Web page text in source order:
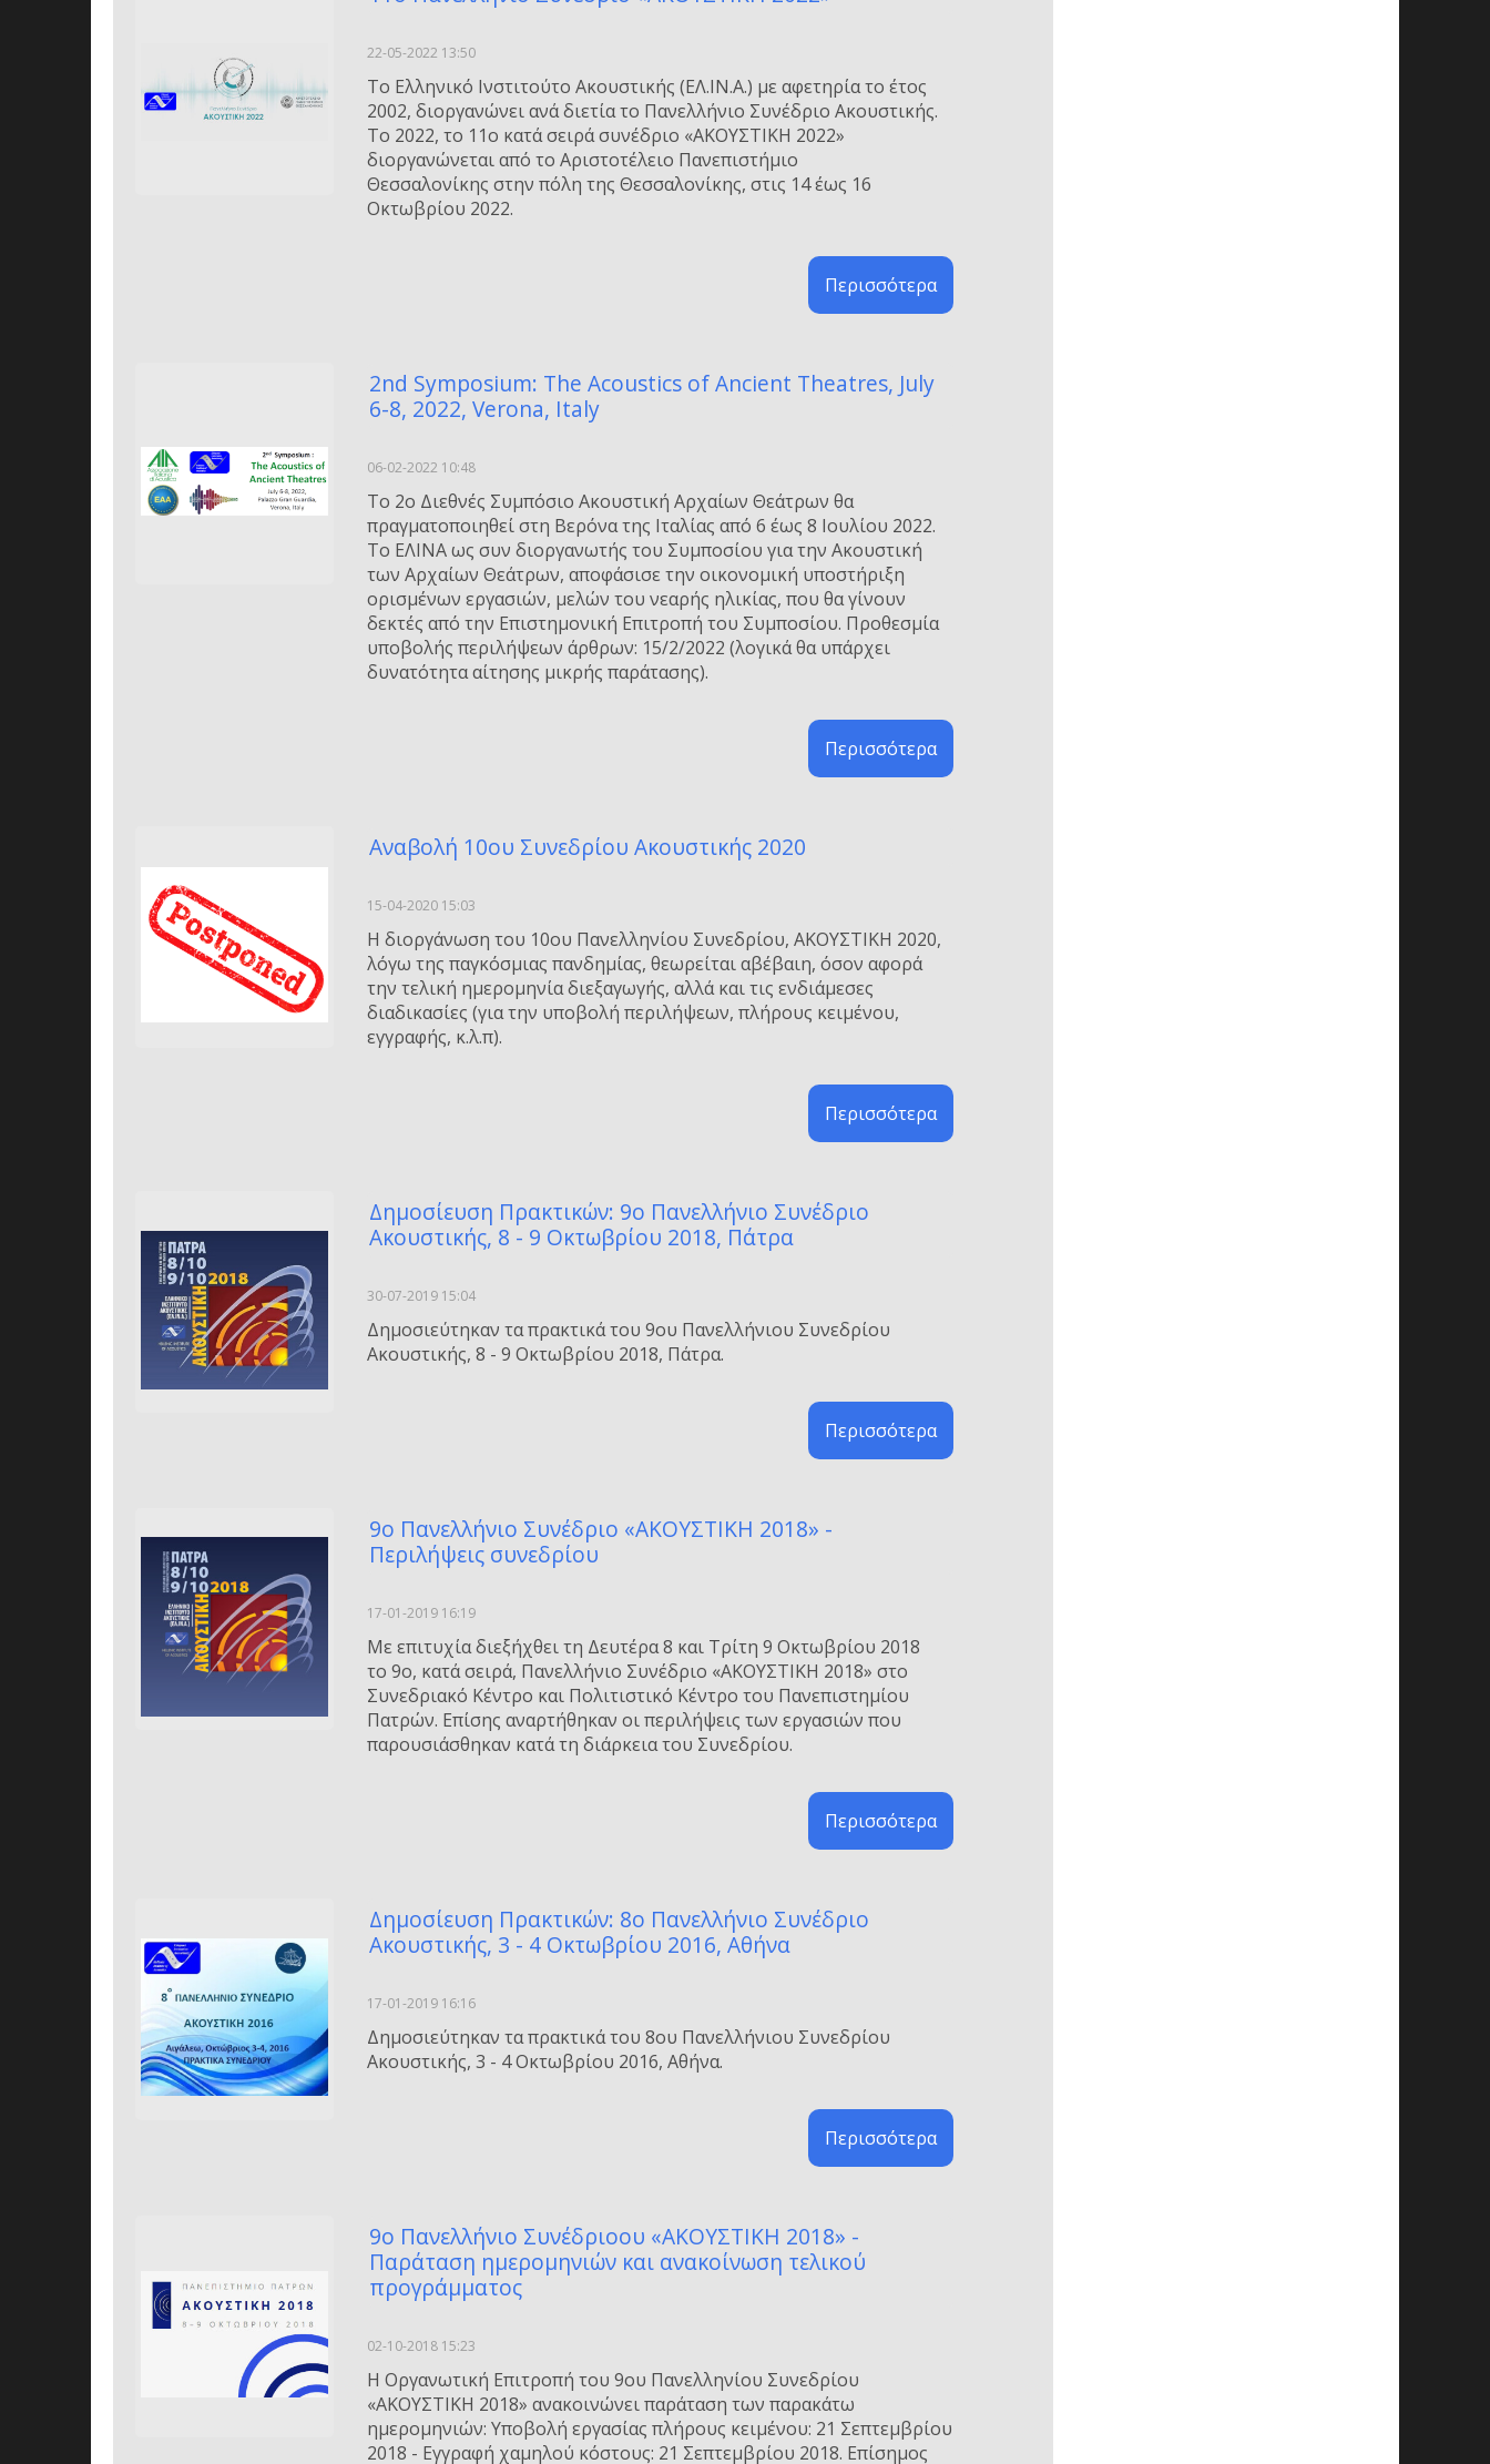
22-05-2022 13:50
Το Ελληνικό Ινστιτούτο Ακουστικής (ΕΛ.ΙΝ.Α.) με αφετηρία το έτος
2002, διοργανώνει ανά διετία το Πανελλήνιο Συνέδριο Ακουστικής.
Το 2022, το 11ο κατά σειρά συνέδριο «ΑΚΟΥΣΤΙΚΗ 2022»
διοργανώνεται από το Αριστοτέλειο Πανεπιστήμιο
Θεσσαλονίκης στην πόλη της Θεσσαλονίκης, στις 14 έως 16
Οκτωβρίου 2022.
Περισσότερα
2nd Symposium: The Acoustics of Ancient Theatres, July
6-8, 2022, Verona, Italy
06-02-2022 10:48
Το 2ο Διεθνές Συμπόσιο Ακουστική Αρχαίων Θεάτρων θα
πραγματοποιηθεί στη Βερόνα της Ιταλίας από 6 έως 8 Ιουλίου 2022.
Το ΕΛΙΝΑ ως συν διοργανωτής του Συμποσίου για την Ακουστική
των Αρχαίων Θεάτρων, αποφάσισε την οικονομική υποστήριξη
ορισμένων εργασιών, μελών του νεαρής ηλικίας, που θα γίνουν
δεκτές από την Επιστημονική Επιτροπή του Συμποσίου. Προθεσμία
υποβολής περιλήψεων άρθρων: 15/2/2022 (λογικά θα υπάρχει
δυνατότητα αίτησης μικρής παράτασης).
Περισσότερα
Αναβολή 10ου Συνεδρίου Ακουστικής 2020
15-04-2020 15:03
H διοργάνωση του 10ου Πανελληνίου Συνεδρίου, ΑΚΟΥΣΤΙΚΗ 2020,
λόγω της παγκόσμιας πανδημίας, θεωρείται αβέβαιη, όσον αφορά
την τελική ημερομηνία διεξαγωγής, αλλά και τις ενδιάμεσες
διαδικασίες (για την υποβολή περιλήψεων, πλήρους κειμένου,
εγγραφής, κ.λ.π).
Περισσότερα
Δημοσίευση Πρακτικών: 9ο Πανελλήνιο Συνέδριο
Ακουστικής, 8 - 9 Οκτωβρίου 2018, Πάτρα
30-07-2019 15:04
Δημοσιεύτηκαν τα πρακτικά του 9ου Πανελλήνιου Συνεδρίου
Ακουστικής, 8 - 9 Οκτωβρίου 2018, Πάτρα.
Περισσότερα
9ο Πανελλήνιο Συνέδριο «ΑΚΟΥΣΤΙΚΗ 2018» -
Περιλήψεις συνεδρίου
17-01-2019 16:19
Με επιτυχία διεξήχθει τη Δευτέρα 8 και Τρίτη 9 Οκτωβρίου 2018
το 9ο, κατά σειρά, Πανελλήνιο Συνέδριο «ΑΚΟΥΣΤΙΚΗ 2018» στο
Συνεδριακό Κέντρο και Πολιτιστικό Κέντρο του Πανεπιστημίου
Πατρών. Επίσης αναρτήθηκαν οι περιλήψεις των εργασιών που
παρουσιάσθηκαν κατά τη διάρκεια του Συνεδρίου.
Περισσότερα
Δημοσίευση Πρακτικών: 8ο Πανελλήνιο Συνέδριο
Ακουστικής, 3 - 4 Οκτωβρίου 2016, Αθήνα
17-01-2019 16:16
Δημοσιεύτηκαν τα πρακτικά του 8ου Πανελλήνιου Συνεδρίου
Ακουστικής, 3 - 4 Οκτωβρίου 2016, Αθήνα.
Περισσότερα
9ο Πανελλήνιο Συνέδριοου «ΑΚΟΥΣΤΙΚΗ 2018» -
Παράταση ημερομηνιών και ανακοίνωση τελικού
προγράμματος
02-10-2018 15:23
Η Οργανωτική Επιτροπή του 9ου Πανελληνίου Συνεδρίου
«ΑΚΟΥΣΤΙΚΗ 2018» ανακοινώνει παράταση των παρακάτω
ημερομηνιών: Υποβολή εργασίας πλήρους κειμένου: 21 Σεπτεμβρίου
2018 - Εγγραφή χαμηλού κόστους: 21 Σεπτεμβρίου 2018. Επίσημος